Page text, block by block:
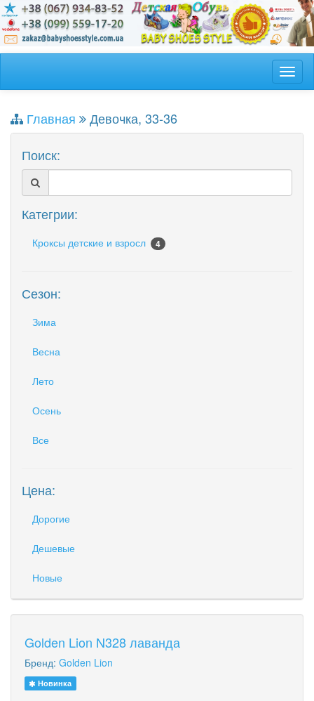
Главная
Девочка, 33-36
Поиск:
Категрии:
Кроксы детские и взросл 4
Сезон:
Зима
Весна
Лето
Осень
Все
Цена:
Дорогие
Дешевые
Новые
Golden Lion N328 лаванда
Бренд: Golden Lion
Новинка